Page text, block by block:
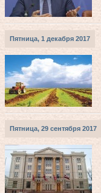
Пятница, 1 декабря 2017
Пятница, 29 сентября 2017